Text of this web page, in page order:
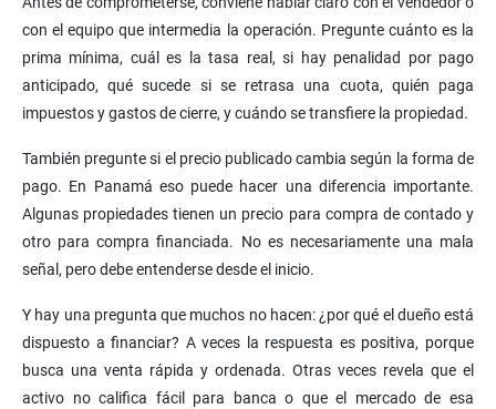
con el equipo que intermedia la operación. Pregunte cuánto es la
prima mínima, cuál es la tasa real, si hay penalidad por pago
anticipado, qué sucede si se retrasa una cuota, quién paga
impuestos y gastos de cierre, y cuándo se transfiere la propiedad.
También pregunte si el precio publicado cambia según la forma de
pago. En Panamá eso puede hacer una diferencia importante.
Algunas propiedades tienen un precio para compra de contado y
otro para compra financiada. No es necesariamente una mala
señal, pero debe entenderse desde el inicio.
Y hay una pregunta que muchos no hacen: ¿por qué el dueño está
dispuesto a financiar? A veces la respuesta es positiva, porque
busca una venta rápida y ordenada. Otras veces revela que el
activo no califica fácil para banca o que el mercado de esa